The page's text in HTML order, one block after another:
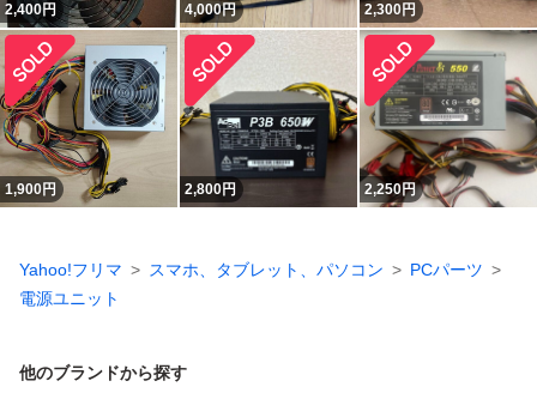
2,400円 4,000円 2,300円
1,900円 2,800円 2,250円
Yahoo!フリマ スマホ、タブレット、パソコン
PCパーツ
電源ユニット
他のブランドから探す